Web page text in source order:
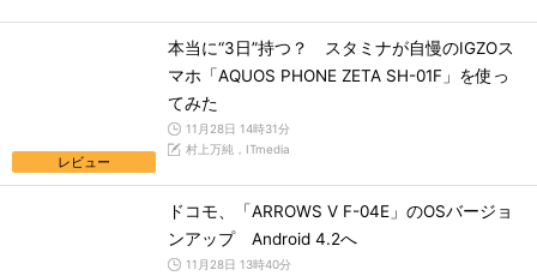
レビュー
本当に“3日”持つ？ スタミナが自慢のIGZOス
マホ「AQUOS PHONE ZETA SH-01F」を使っ
てみた
11月28日 14時31分
村上万純，ITmedia
ドコモ、「ARROWS V F-04E」のOSバージョ
ンアップ Android 4.2へ
11月28日 13時40分